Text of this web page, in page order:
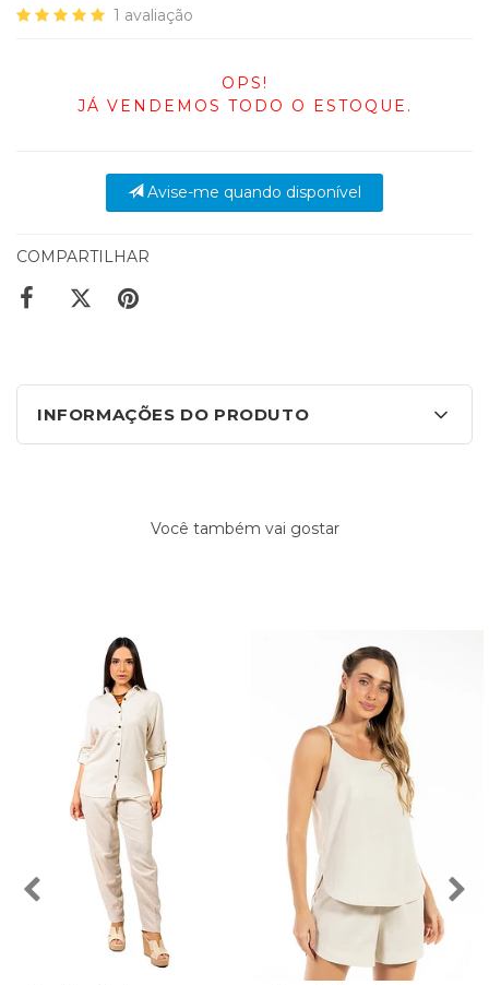
1 avaliação
OPS!
JÁ VENDEMOS TODO O ESTOQUE.
Avise-me quando disponível
COMPARTILHAR
INFORMAÇÕES DO PRODUTO
Você também vai gostar